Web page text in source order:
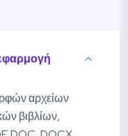
αρχείων
βιβλίων,